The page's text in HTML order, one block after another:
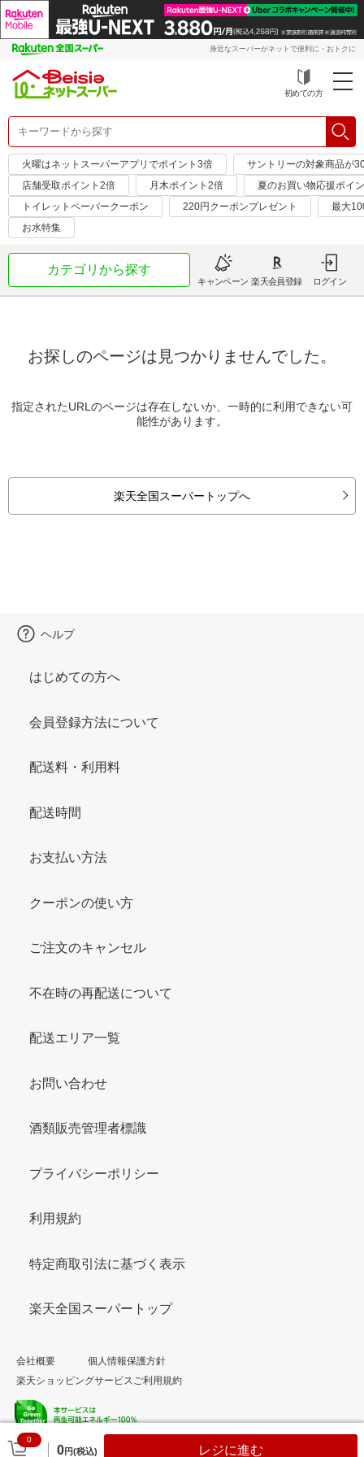
身近なスーパーがネットで便利に・おトクに
初めての方
火曜はネットスーパーアプリでポイント3倍
サントリーの対象商品が
店舗受取ポイント2倍
月木ポイント2倍
夏のお買い物応援ポイ
トイレットペーパークーポン
220円クーポンプレゼント
最大
お水特集
カテゴリから探す
キャンペーン 楽天会員登録 ログイン
お探しのページは見つかりませんでした。
指定されたURLのページは存在しないか、一時的に利用できない可
能性があります。
楽天全国スーパートップへ
0
0円(税込) レジに進む
ヘルプ
はじめての方へ
会員登録方法について
配送料・利用料
配送時間
お支払い方法
クーポンの使い方
ご注文のキャンセル
不在時の再配送について
配送エリア一覧
お問い合わせ
酒類販売管理者標識
プライバシーポリシー
利用規約
特定商取引法に基づく表示
楽天全国スーパートップ
会社概要
個人情報保護方針
楽天ショッピングサービスご利用規約
© Rakuten Group, Inc.